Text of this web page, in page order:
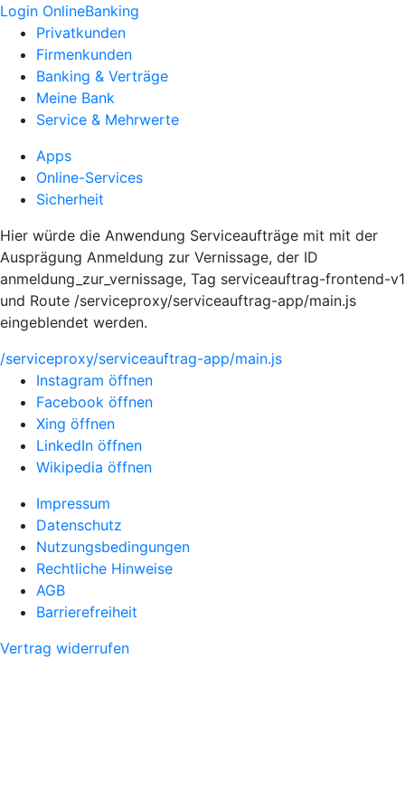
Login OnlineBanking
Privatkunden
Firmenkunden
Banking & Verträge
Meine Bank
Service & Mehrwerte
Apps
Online-Services
Sicherheit
Hier würde die Anwendung Serviceaufträge mit mit der
Ausprägung Anmeldung zur Vernissage, der ID
anmeldung_zur_vernissage, Tag serviceauftrag-frontend-v1
und Route /serviceproxy/serviceauftrag-app/main.js
eingeblendet werden.
/serviceproxy/serviceauftrag-app/main.js
Instagram öffnen
Facebook öffnen
Xing öffnen
LinkedIn öffnen
Wikipedia öffnen
Impressum
Datenschutz
Nutzungsbedingungen
Rechtliche Hinweise
AGB
Barrierefreiheit
Vertrag widerrufen